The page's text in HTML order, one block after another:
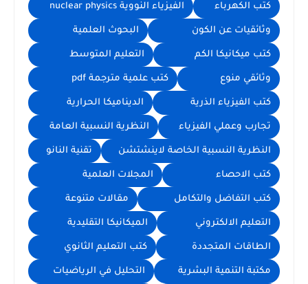
كتب الكهرباء الفيزياء النووية nuclear physics
وثائقيات عن الكون البحوث العلمية
كتب ميكانيكا الكم التعليم المتوسط
وثائقي منوع كتب علمية مترجمة pdf
كتب الفيزياء الذرية الديناميكا الحرارية
تجارب وعملي الفيزياء النظرية النسبية العامة
النظرية النسبية الخاصة لاينشتشن تقنية النانو
كتب الاحصاء المجلات العلمية
كتب التفاضل والتكامل مقالات متنوعة
التعليم الالكتروني الميكانيكا التقليدية
الطاقات المتجددة كتب التعليم الثانوي
مكتبة التنمية البشرية التحليل في الرياضيات